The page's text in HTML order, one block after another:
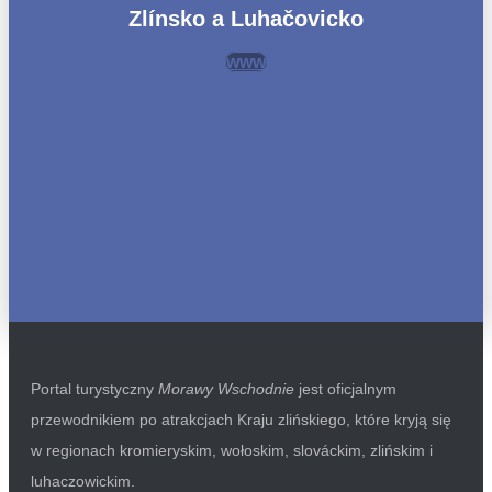
Zlínsko a Luhačovicko
www
Portal turystyczny Morawy Wschodnie jest oficjalnym
przewodnikiem po atrakcjach Kraju zlińskiego, które kryją się
w regionach kromieryskim, wołoskim, slováckim, zlińskim i
luhaczowickim.